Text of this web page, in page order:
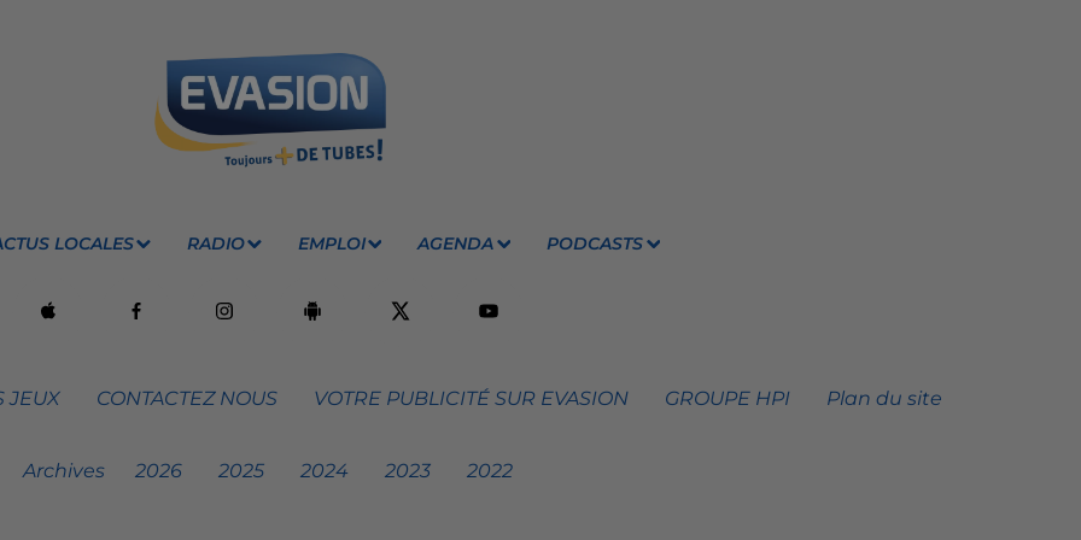
LOCALES RADIO EMPLOI AGENDA PODCASTS
JEUX CONTACTEZ NOUS VOTRE PUBLICITÉ SUR EVASION GROUPE HPI Plan du site
Archives 2026 2025 2024 2023 2022